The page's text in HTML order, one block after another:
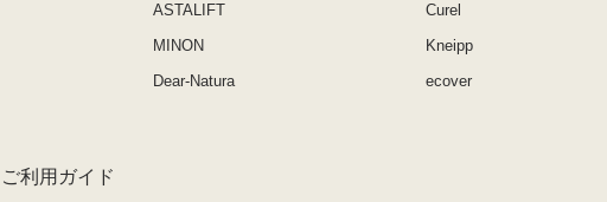
ASTALIFT
Curel
MINON
Kneipp
Dear-Natura
ecover
ご利用ガイド